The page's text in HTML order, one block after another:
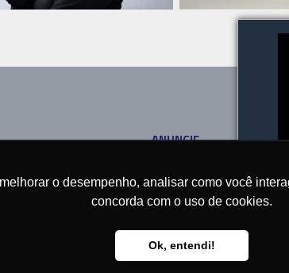
o desempenho, analisar como você
concorda com o uso de cookies.
Ok, entendi!
ANUNCIE
CONTATO